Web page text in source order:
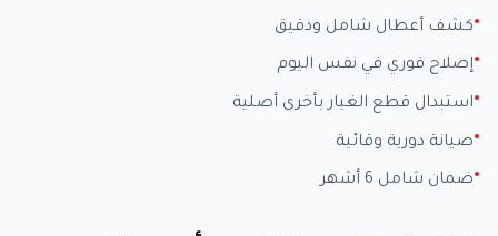
كشف أعطال شامل ودقيق
إصلاح فوري في نفس اليوم
استبدال قطع الغيار بأخرى أصلية
صيانة دورية وقائية
ضمان شامل 6 أشهر